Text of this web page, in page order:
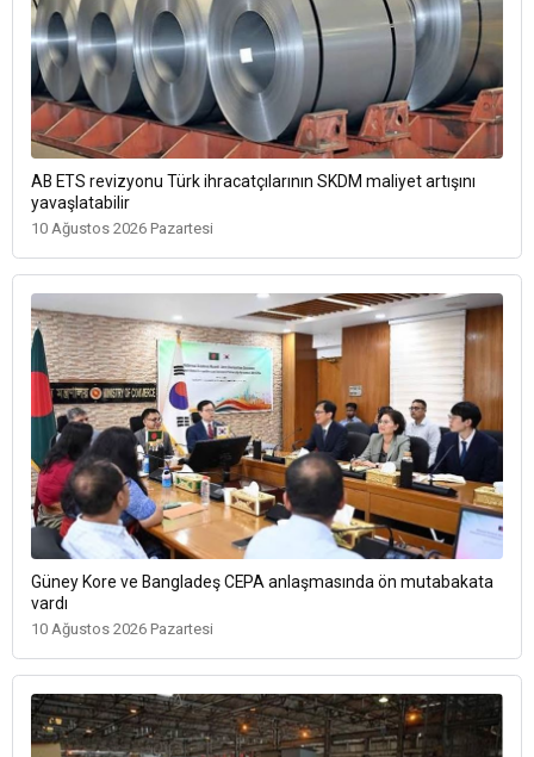
AB ETS revizyonu Türk ihracatçılarının SKDM maliyet artışını
yavaşlatabilir
10 Ağustos 2026 Pazartesi
Güney Kore ve Bangladeş CEPA anlaşmasında ön mutabakata
vardı
10 Ağustos 2026 Pazartesi